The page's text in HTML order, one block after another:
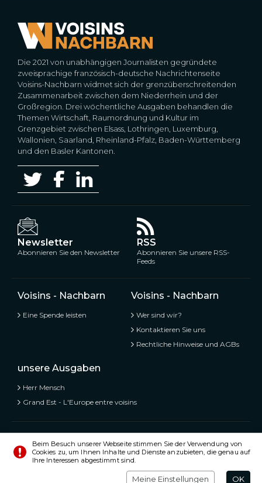
Die 2021 von unabhängigen Journalisten gegründete
zweisprachige französisch-deutsche Nachrichtenseite
Voisins-Nachbarn widmet sich der grenzüberschreitenden
Zusammenarbeit zwischen dem Niederrhein und der
Großregion. Drei wöchentliche Ausgaben behandlen die
Themen Wirtschaft, Raumordnung und Kultur im
Grenzgebiet zwischen Elsass, Lothringen, Luxemburg,
Wallonien, Saarland, Rheinland-Pfalz, Baden-Württemberg
und den Basler Kantonen.
Newsletter
Abonnieren Sie den Newsletter
RSS
Abonnieren Sie unsere RSS-
Feeds
Voisins - Nachbarn
Eine Spende leisten
Voisins - Nachbarn
Wer sind wir?
Kontaktieren Sie uns
Rechtliche Hinweise und AGBs
unsere Ausgaben
Herr Mensch
Grand Est - L'Europe entre voisins
Voisins - Nachbarn, Kostenlose und geteilte Informationen
© Alle Rechte vorbehalten 2020 - 2026
Beim Besuch unserer Webseite stimmen Sie der Verwendung von
Cookies zu, um Ihnen Inhalte und Dienste anzubieten, die genau auf
Ihre Interessen abgestimmt sind.
Meine Einstellungen OK